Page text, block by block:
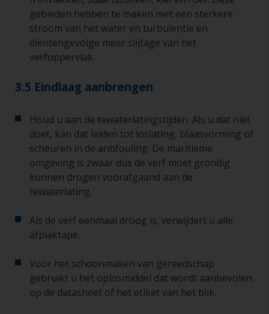
gebieden hebben te maken met een sterkere
stroom van het water en turbulentie en
dientengevolge meer slijtage van het
verfoppervlak.
3.5 Eindlaag aanbrengen
Houd u aan de tewaterlatingstijden. Als u dat niet
doet, kan dat leiden tot loslating, blaasvorming of
scheuren in de antifouling. De maritieme
omgeving is zwaar dus de verf moet grondig
kunnen drogen voorafgaand aan de
tewaterlating.
Als de verf eenmaal droog is, verwijdert u alle
afplaktape.
Voor het schoonmaken van gereedschap
gebruikt u het oplosmiddel dat wordt aanbevolen
op de datasheet of het etiket van het blik.